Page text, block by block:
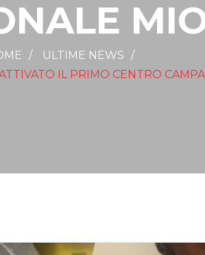
ULTIME NEWS
IL PRIMO CENTRO